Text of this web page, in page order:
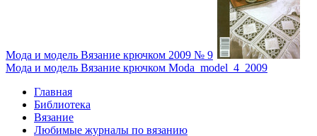
Мода и модель Вязание крючком 2009 № 9
Мода и модель Вязание крючком Moda_model_4_2009
Главная
Библиотека
Вязание
Любимые журналы по вязанию